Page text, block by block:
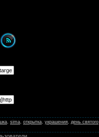
sima открытка украшения
день святого